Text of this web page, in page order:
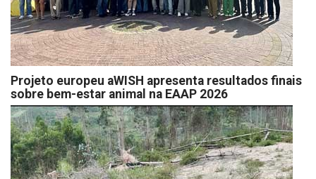
Projeto europeu aWISH apresenta resultados finais
sobre bem-estar animal na EAAP 2026